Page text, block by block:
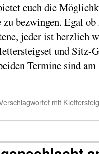
euch die
bezwingen. Egal
jeder ist herzlich
und Sitz-
Termine sind am
mit Klettersteig